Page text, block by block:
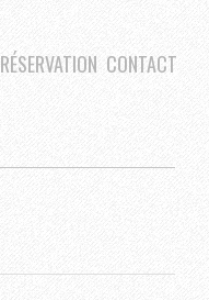
RÉSERVATION CONTACT